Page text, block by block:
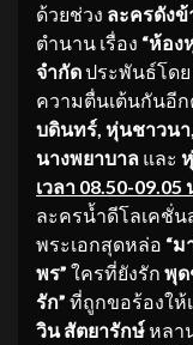
ด้วยช่วง ละครดังข้
ตำนาน เรื่อง “ห้อง
จำกัดประพันธ์โดย
ความตื่นเต้นกันอี
บดินทร์, หุ่นชาวน
นางพยาบาล และ
เวลา 08.50-09.05
ละครน้ำดีโลเคชั่น
พระเอกสุดหล่อ “ม
พร” ใครที่ยังรัก พุ
รัก” ที่ถูกขอร้องให้
วิน สัตยารักษ์หลา